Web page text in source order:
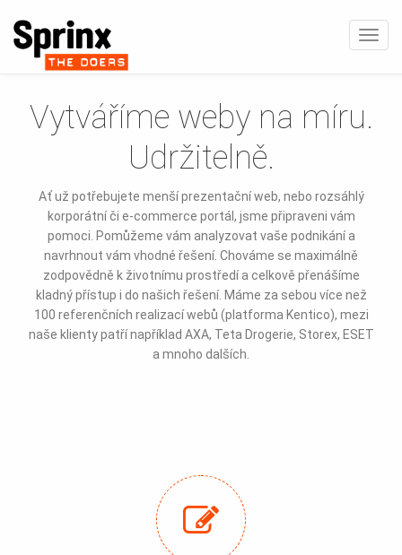
Vytváříme weby na míru.
Udržitelně.
Ať už potřebujete menší prezentační web, nebo rozsáhlý
korporátní či e-commerce portál, jsme připraveni vám
pomoci. Pomůžeme vám analyzovat vaše podnikání a
navrhnout vám vhodné řešení. Chováme se maximálně
zodpovědně k životnímu prostředí a celkově přenášíme
kladný přístup i do našich řešení. Máme za sebou více než
100 referenčních realizací webů (platforma Kentico), mezi
naše klienty patří například AXA, Teta Drogerie, Storex, ESET
a mnoho dalších.